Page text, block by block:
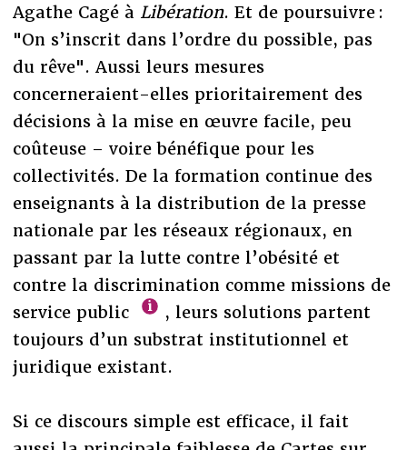
Agathe Cagé à Libération. Et de poursuivre :
"On s’inscrit dans l’ordre du possible, pas
du rêve". Aussi leurs mesures
concerneraient-elles prioritairement des
décisions à la mise en œuvre facile, peu
coûteuse – voire bénéfique pour les
collectivités. De la formation continue des
enseignants à la distribution de la presse
nationale par les réseaux régionaux, en
passant par la lutte contre l’obésité et
contre la discrimination comme missions de
service public
, leurs solutions partent
toujours d’un substrat institutionnel et
juridique existant.
Si ce discours simple est efficace, il fait